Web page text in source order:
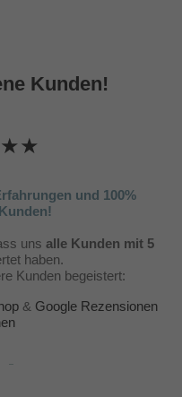
Kunden!
und 100%
uns alle Kunden mit 5
haben.
Kunden begeistert:
& Google Rezensionen